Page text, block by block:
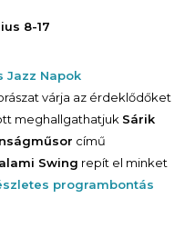
8-17
Jazz Napok
várja az érdeklődőket
meghallgathatjuk Sárik
című
Swing repít el minket
programbontás